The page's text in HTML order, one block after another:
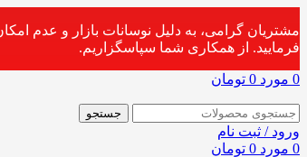
مشتریان گرامی، به دلیل نوسانات بازار و عدم
فرمایید. از همکاری شما سپاسگزاریم.
0 مورد 0 تومان
جستجو
ورود / ثبت نام
0 مورد 0 تومان